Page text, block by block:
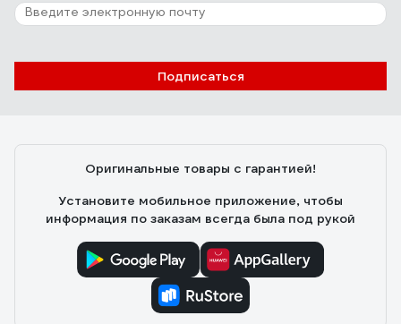
Подписаться
Оригинальные товары с гарантией!
Установите мобильное приложение, чтобы
информация по заказам всегда была под рукой